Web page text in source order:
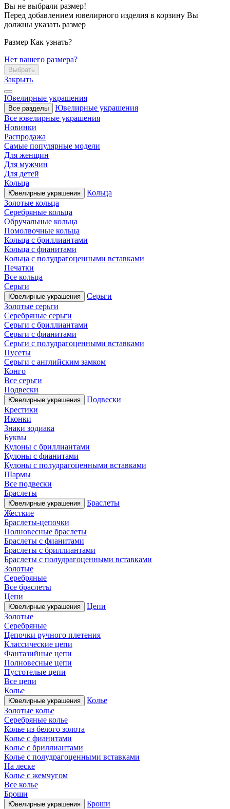
Вы не выбрали размер!
Перед добавлением ювелирного изделия в корзину Вы
должны указать размер
Размер Как узнать?
Нет вашего размера?
Выбрать
Закрыть
Ювелирные украшения
Все разделы
Ювелирные украшения
Все ювелирные украшения
Новинки
Распродажа
Самые популярные модели
Для женщин
Для мужчин
Для детей
Кольца
Ювелирные украшения
Кольца
Золотые кольца
Серебряные кольца
Обручальные кольца
Помолвочные кольца
Кольца с бриллиантами
Кольца с фианитами
Кольца с полудрагоценными вставками
Печатки
Все кольца
Серьги
Ювелирные украшения
Серьги
Золотые серьги
Серебряные серьги
Серьги с бриллиантами
Серьги с фианитами
Серьги с полудрагоценными вставками
Пусеты
Серьги с английским замком
Конго
Все серьги
Подвески
Ювелирные украшения
Подвески
Крестики
Иконки
Знаки зодиака
Буквы
Кулоны с бриллиантами
Кулоны с фианитами
Кулоны с полудрагоценными вставками
Шармы
Все подвески
Браслеты
Ювелирные украшения
Браслеты
Жесткие
Браслеты-цепочки
Полновесные браслеты
Браслеты с фианитами
Браслеты с бриллиантами
Браслеты с полудрагоценными вставками
Золотые
Серебряные
Все браслеты
Цепи
Ювелирные украшения
Цепи
Золотые
Серебряные
Цепочки ручного плетения
Классические цепи
Фантазийные цепи
Полновесные цепи
Пустотелые цепи
Все цепи
Колье
Ювелирные украшения
Колье
Золотые колье
Серебряные колье
Колье из белого золота
Колье с фианитами
Колье с бриллиантами
Колье с полудрагоценными вставками
На леске
Колье с жемчугом
Все колье
Броши
Ювелирные украшения
Броши